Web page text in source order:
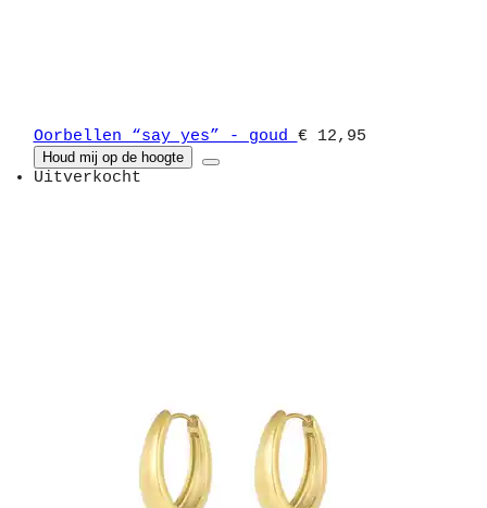
Oorbellen “say yes” - goud € 12,95
Houd mij op de hoogte
Uitverkocht